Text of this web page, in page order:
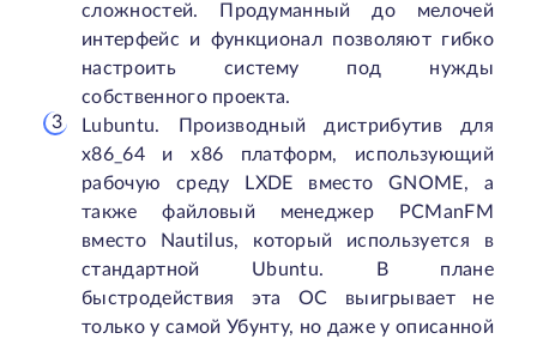
сложностей. Продуманный до мелочей
интерфейс и функционал позволяют гибко
настроить систему под нужды
собственного проекта.
Lubuntu. Производный дистрибутив для
x86_64 и x86 платформ, использующий
рабочую среду LXDE вместо GNOME, а
также файловый менеджер PCManFM
вместо Nautilus, который используется в
стандартной Ubuntu. В плане
быстродействия эта ОС выигрывает не
только у самой Убунту, но даже у описанной